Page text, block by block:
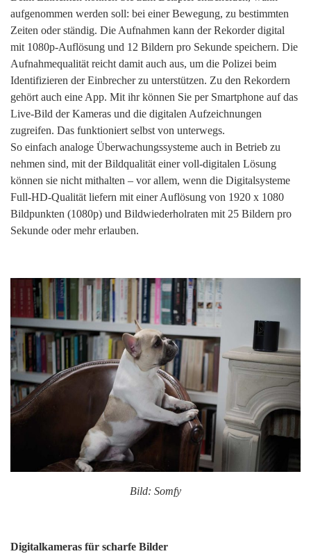
aufgenommen werden soll: bei einer Bewegung, zu bestimmten
Zeiten oder ständig. Die Aufnahmen kann der Rekorder digital
mit 1080p-Auflösung und 12 Bildern pro Sekunde speichern. Die
Aufnahmequalität reicht damit auch aus, um die Polizei beim
Identifizieren der Einbrecher zu unterstützen. Zu den Rekordern
gehört auch eine App. Mit ihr können Sie per Smartphone auf das
Live-Bild der Kameras und die digitalen Aufzeichnungen
zugreifen. Das funktioniert selbst von unterwegs.
So einfach analoge Überwachungssysteme auch in Betrieb zu
nehmen sind, mit der Bildqualität einer voll-digitalen Lösung
können sie nicht mithalten – vor allem, wenn die Digitalsysteme
Full-HD-Qualität liefern mit einer Auflösung von 1920 x 1080
Bildpunkten (1080p) und Bildwiederholraten mit 25 Bildern pro
Sekunde oder mehr erlauben.
Bild: Somfy
Digitalkameras für scharfe Bilder